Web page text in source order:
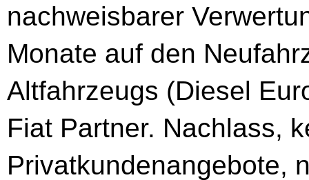
nachweisbarer
Monate auf den
Altfahrzeugs (Diesel
Fiat Partner. Nachlass,
Privatkundenangebote,